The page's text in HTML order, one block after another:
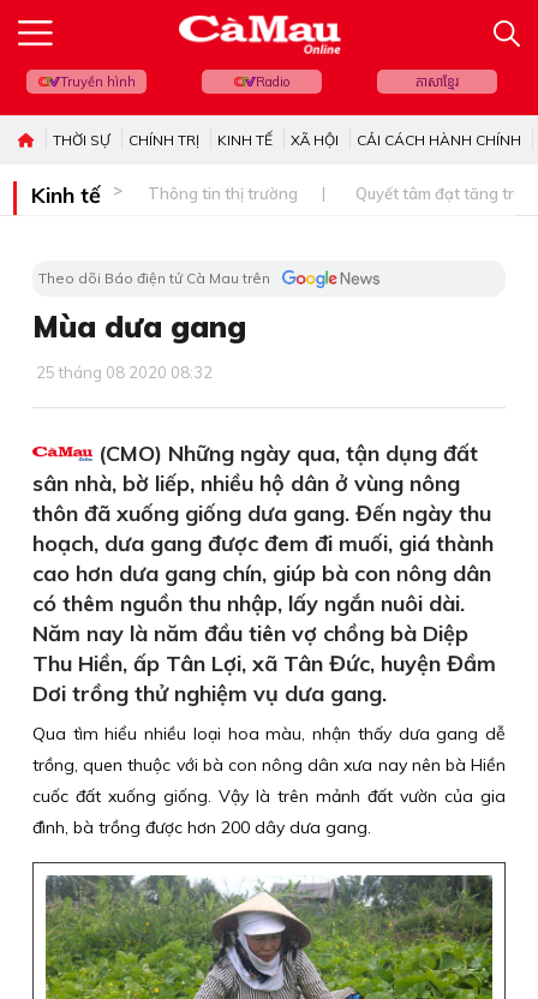
Truyền hình Radio ភាសាខ្មែរ
THỜI SỰ CHÍNH TRỊ KINH TẾ XÃ HỘI CẢI CÁCH HÀNH CHÍNH
Kinh tế Thông tin thị trường Quyết tâm đạt tăng
Theo dõi Báo điện tử Cà Mau trên
Mùa dưa gang
25 tháng 08 2020 08:32
(CMO) Những ngày qua, tận dụng đất
sân nhà, bờ liếp, nhiều hộ dân ở vùng nông
thôn đã xuống giống dưa gang. Đến ngày thu
hoạch, dưa gang được đem đi muối, giá thành
cao hơn dưa gang chín, giúp bà con nông dân
có thêm nguồn thu nhập, lấy ngắn nuôi dài.
Năm nay là năm đầu tiên vợ chồng bà Diệp
Thu Hiền, ấp Tân Lợi, xã Tân Đức, huyện Đầm
Dơi trồng thử nghiệm vụ dưa gang.
Qua tìm hiểu nhiều loại hoa màu, nhận thấy dưa gang dễ
trồng, quen thuộc với bà con nông dân xưa nay nên bà Hiền
cuốc đất xuống giống. Vậy là trên mảnh đất vườn của gia
đình, bà trồng được hơn 200 dây dưa gang.